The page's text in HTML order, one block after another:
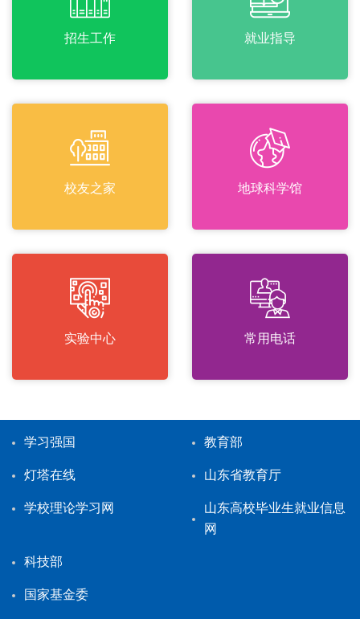
招生工作 就业指导
校友之家 地球科学馆
实验中心 常用电话
学习强国
灯塔在线
学校理论学习网
教育部
山东省教育厅
山东高校毕业生就业信息
网
科技部
国家基金委